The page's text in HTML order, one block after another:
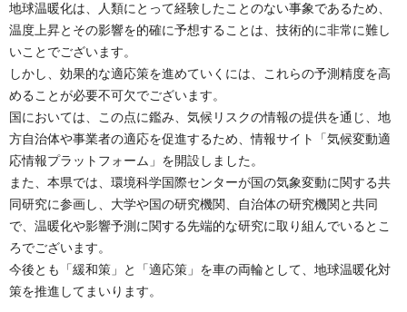
地球温暖化は、人類にとって経験したことのない事象であるため、
温度上昇とその影響を的確に予想することは、技術的に非常に難し
いことでございます。
しかし、効果的な適応策を進めていくには、これらの予測精度を高
めることが必要不可欠でございます。
国においては、この点に鑑み、気候リスクの情報の提供を通じ、地
方自治体や事業者の適応を促進するため、情報サイト「気候変動適
応情報プラットフォーム」を開設しました。
また、本県では、環境科学国際センターが国の気象変動に関する共
同研究に参画し、大学や国の研究機関、自治体の研究機関と共同
で、温暖化や影響予測に関する先端的な研究に取り組んでいるとこ
ろでございます。
今後とも「緩和策」と「適応策」を車の両輪として、地球温暖化対
策を推進してまいります。